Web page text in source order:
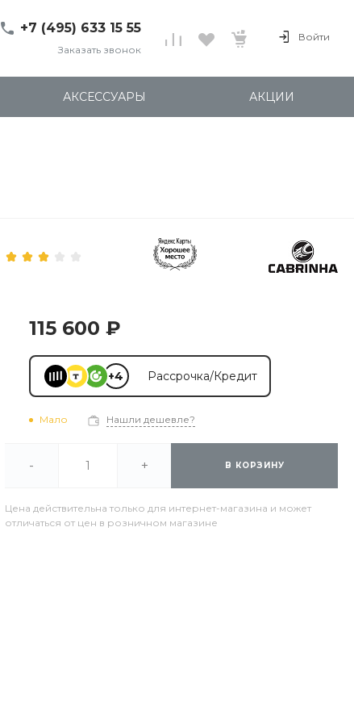
+7 (495) 633 15 55
Правды, д. 24с7
Пн-Пт: 11:00-20:00
Заказать звонок
Войти
АКСЕССУАРЫ АКЦИИ
115 600 ₽
+4 Рассрочка/Кредит
Мало Нашли дешевле?
- + В КОРЗИНУ
Цена действительна только для интернет-магазина и может
отличаться от цен в розничном магазине